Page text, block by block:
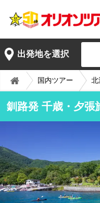
出発地を選択
国内ツアー 北
釧路発 千歳・夕張